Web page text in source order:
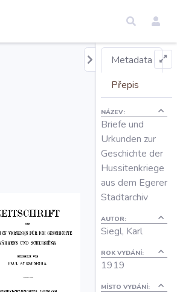
Metadata
Přepis
NÁZEV:
Briefe und
Urkunden zur
Geschichte der
Hussitenkriege
aus dem Egerer
Stadtarchiv
AUTOR:
Siegl, Karl
ROK VYDÁNÍ:
1919
MÍSTO VYDÁNÍ: